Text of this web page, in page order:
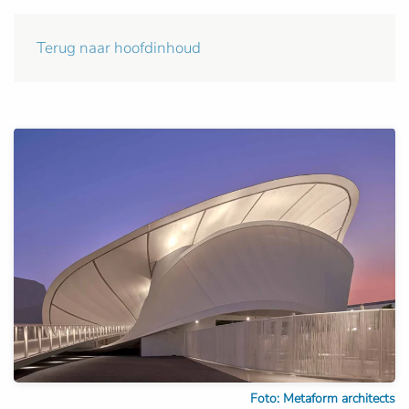
Terug naar hoofdinhoud
Foto: Metaform architects